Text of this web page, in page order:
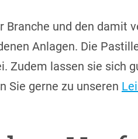
Branche und den damit
Anlagen. Die
Zudem lassen sie sich
Sie gerne zu unseren